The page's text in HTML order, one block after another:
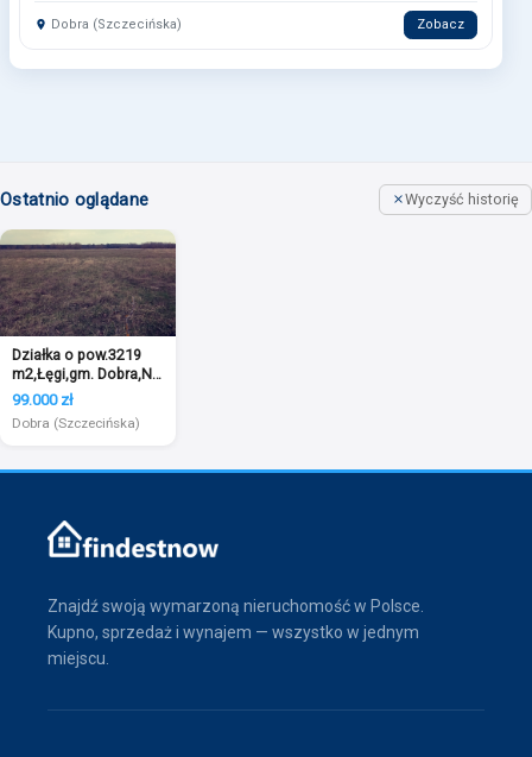
Dobra (Szczecińska) Zobacz
Ostatnio oglądane Wyczyść historię
Działka o pow.3219
m2,Łęgi,gm. Dobra,Na
Świdwie.
99.000 zł
Dobra (Szczecińska)
Znajdź swoją wymarzoną nieruchomość w Polsce.
Kupno, sprzedaż i wynajem — wszystko w jednym
miejscu.